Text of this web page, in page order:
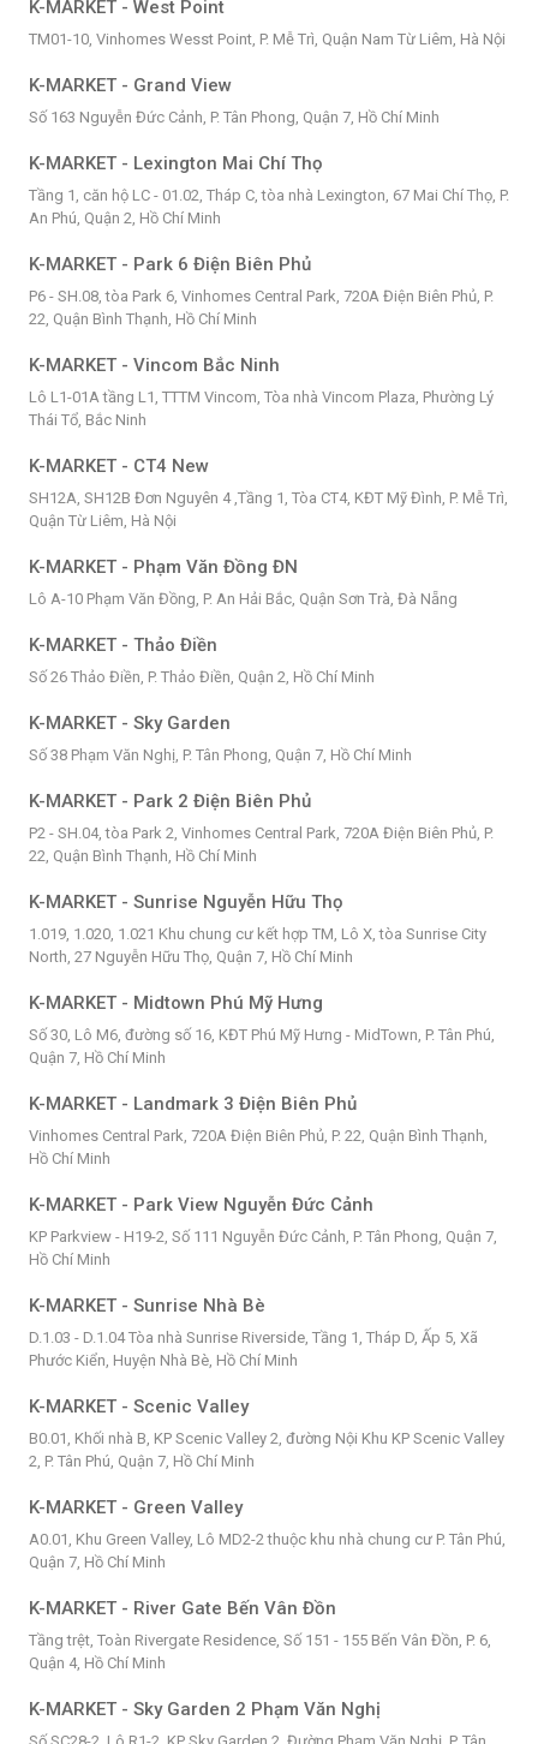
K-MARKET - West Point
TM01-10, Vinhomes Wesst Point, P. Mễ Trì, Quận Nam Từ Liêm, Hà Nội
K-MARKET - Grand View
Số 163 Nguyễn Đức Cảnh, P. Tân Phong, Quận 7, Hồ Chí Minh
K-MARKET - Lexington Mai Chí Thọ
Tầng 1, căn hộ LC - 01.02, Tháp C, tòa nhà Lexington, 67 Mai Chí Thọ, P.
An Phú, Quận 2, Hồ Chí Minh
K-MARKET - Park 6 Điện Biên Phủ
P6 - SH.08, tòa Park 6, Vinhomes Central Park, 720A Điện Biên Phủ, P.
22, Quận Bình Thạnh, Hồ Chí Minh
K-MARKET - Vincom Bắc Ninh
Lô L1-01A tầng L1, TTTM Vincom, Tòa nhà Vincom Plaza, Phường Lý
Thái Tổ, Bắc Ninh
K-MARKET - CT4 New
SH12A, SH12B Đơn Nguyên 4 ,Tầng 1, Tòa CT4, KĐT Mỹ Đình, P. Mễ Trì,
Quận Từ Liêm, Hà Nội
K-MARKET - Phạm Văn Đồng ĐN
Lô A-10 Phạm Văn Đồng, P. An Hải Bắc, Quận Sơn Trà, Đà Nẵng
K-MARKET - Thảo Điền
Số 26 Thảo Điền, P. Thảo Điền, Quận 2, Hồ Chí Minh
K-MARKET - Sky Garden
Số 38 Phạm Văn Nghị, P. Tân Phong, Quận 7, Hồ Chí Minh
K-MARKET - Park 2 Điện Biên Phủ
P2 - SH.04, tòa Park 2, Vinhomes Central Park, 720A Điện Biên Phủ, P.
22, Quận Bình Thạnh, Hồ Chí Minh
K-MARKET - Sunrise Nguyễn Hữu Thọ
1.019, 1.020, 1.021 Khu chung cư kết hợp TM, Lô X, tòa Sunrise City
North, 27 Nguyễn Hữu Thọ, Quận 7, Hồ Chí Minh
K-MARKET - Midtown Phú Mỹ Hưng
Số 30, Lô M6, đường số 16, KĐT Phú Mỹ Hưng - MidTown, P. Tân Phú,
Quận 7, Hồ Chí Minh
K-MARKET - Landmark 3 Điện Biên Phủ
Vinhomes Central Park, 720A Điện Biên Phủ, P. 22, Quận Bình Thạnh,
Hồ Chí Minh
K-MARKET - Park View Nguyễn Đức Cảnh
KP Parkview - H19-2, Số 111 Nguyễn Đức Cảnh, P. Tân Phong, Quận 7,
Hồ Chí Minh
K-MARKET - Sunrise Nhà Bè
D.1.03 - D.1.04 Tòa nhà Sunrise Riverside, Tầng 1, Tháp D, Ấp 5, Xã
Phước Kiển, Huyện Nhà Bè, Hồ Chí Minh
K-MARKET - Scenic Valley
B0.01, Khối nhà B, KP Scenic Valley 2, đường Nội Khu KP Scenic Valley
2, P. Tân Phú, Quận 7, Hồ Chí Minh
K-MARKET - Green Valley
A0.01, Khu Green Valley, Lô MD2-2 thuộc khu nhà chung cư P. Tân Phú,
Quận 7, Hồ Chí Minh
K-MARKET - River Gate Bến Vân Đồn
Tầng trệt, Toàn Rivergate Residence, Số 151 - 155 Bến Vân Đồn, P. 6,
Quận 4, Hồ Chí Minh
K-MARKET - Sky Garden 2 Phạm Văn Nghị